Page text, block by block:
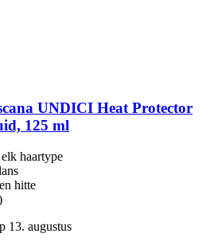
UNDICI Heat Protector
125 ml
haartype
hitte
13. augustus